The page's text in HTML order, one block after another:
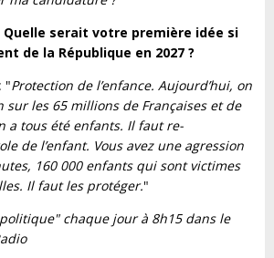
Quelle serait votre première idée si
de la République en 2027 ?
"Protection de l’enfance. Aujourd’hui, on
sur les 65 millions de Françaises et de
a tous été enfants. Il faut re-
de l’enfant. Vous avez une agression
160 000 enfants qui sont victimes
Il faut les protéger."
politique" chaque jour à 8h15 dans le